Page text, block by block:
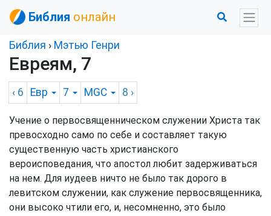
Библия онлайн
Библия › Мэтью Генри
Евреям, 7
‹ 6 Евр 7 MGC 8 ›
Учение о первосвященническом служении Христа так
превосходно само по себе и составляет такую
существенную часть христианского
вероисповедания, что апостол любит задерживаться
на нем. Для иудеев ничто не было так дорого в
левитском служении, как служение первосвященника,
они высоко чтили его, и, несомненно, это было